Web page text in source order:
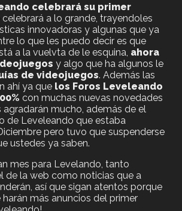
celebrará su primer
celebrará a lo grande, trayendoles
innovadoras y algunas que ya
lo que les puedo decir es que
a la vuelvta de le esquina, ahora
y algo que ha algunos le
de videojuegos. Además las
ahí ya que los Foros Leveleando
con muchas nuevas novedades
mucho, además de el
de Leveleando que estaba
pero tuvo que suspenderse
ustedes ya saben.
mes para Levelando, tanto
de la web como noticias que a
así que sigan atentos porque
más anuncios del primer